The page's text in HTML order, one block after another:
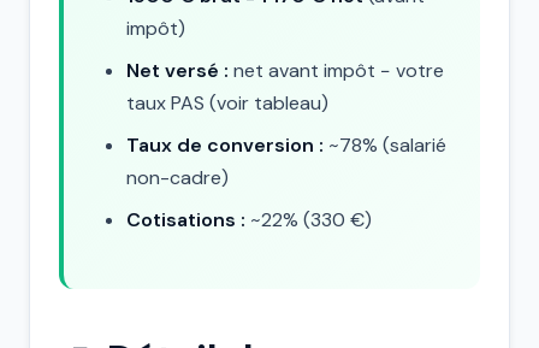
impôt)
Net versé : net avant impôt − votre
taux PAS (voir tableau)
Taux de conversion : ~78% (salarié
non-cadre)
Cotisations : ~22% (330 €)